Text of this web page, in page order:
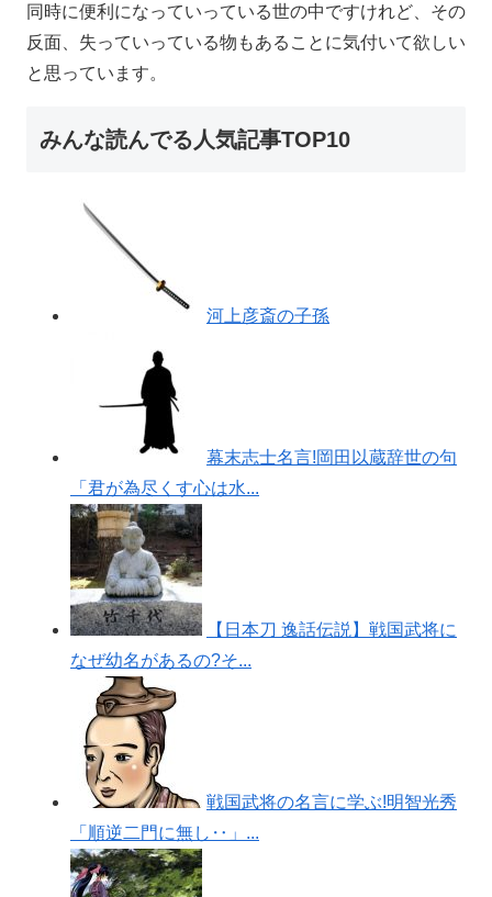
同時に便利になっていっている世の中ですけれど、その
反面、失っていっている物もあることに気付いて欲しい
と思っています。
みんな読んでる人気記事TOP10
河上彦斎の子孫
幕末志士名言!岡田以蔵辞世の句
「君が為尽くす心は水...
【日本刀 逸話伝説】戦国武将に
なぜ幼名があるの?そ...
戦国武将の名言に学ぶ!明智光秀
「順逆二門に無し‥」...